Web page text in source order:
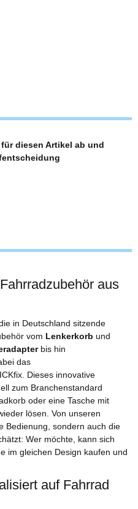
diesen Artikel ab und
aus
in Deutschland sitzende
vom Lenkerkorb und
bis hin
das
Dieses innovative
zum Branchenstandard
oder eine Tasche mit
lösen. Von unseren
Bedienung, sondern auch die
Wer möchte, kann sich
im gleichen Design kaufen und
auf Fahrrad